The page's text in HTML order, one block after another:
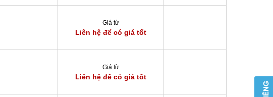
Giá từ
Liên hệ để có giá tốt
Giá từ
Liên hệ để có giá tốt